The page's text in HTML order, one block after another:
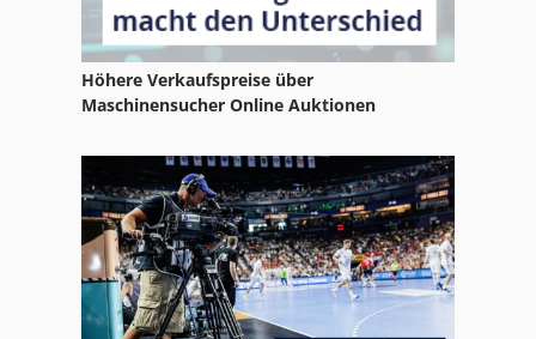
Höhere Verkaufspreise über
Maschinensucher Online Auktionen